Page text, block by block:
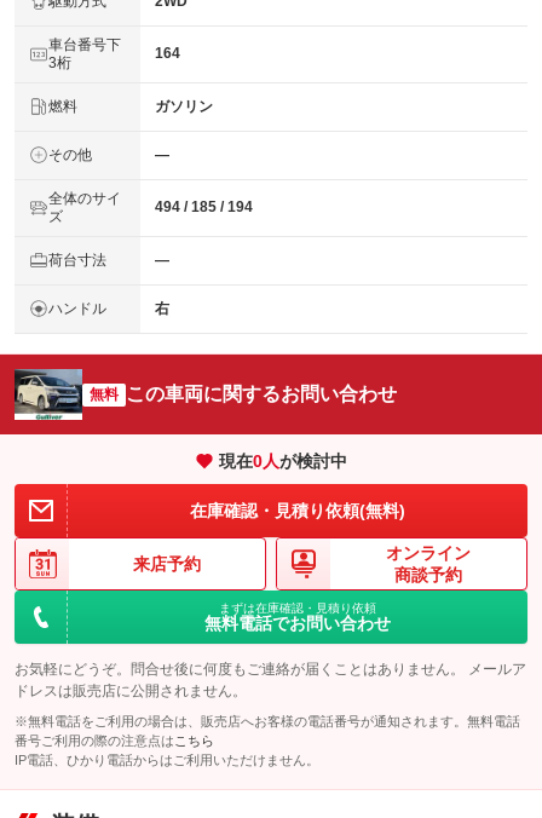
車台番号下
3桁
164
燃料 ガソリン
その他 ―
全体のサイ
ズ
494 / 185 / 194
荷台寸法 ―
ハンドル 右
無料 この車両に関するお問い合わせ
現在0人が検討中
在庫確認・見積り依頼(無料)
来店予約
オンライン
商談予約
まずは在庫確認・見積り依頼
無料電話でお問い合わせ
お気軽にどうぞ。問合せ後に何度もご連絡が届くことはありません。 メールア
ドレスは販売店に公開されません。
※無料電話をご利用の場合は、販売店へお客様の電話番号が通知されます。無料電話
番号ご利用の際の注意点は こちら
IP電話、ひかり電話からはご利用いただけません。